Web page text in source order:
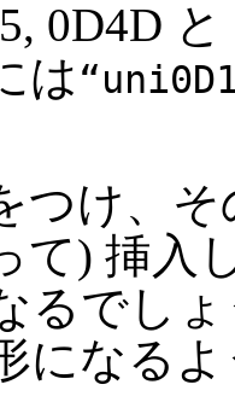
0D4D
は
つけ、
て) 挿入
るでし
になる